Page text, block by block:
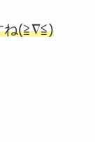
ね(≧∇≦)